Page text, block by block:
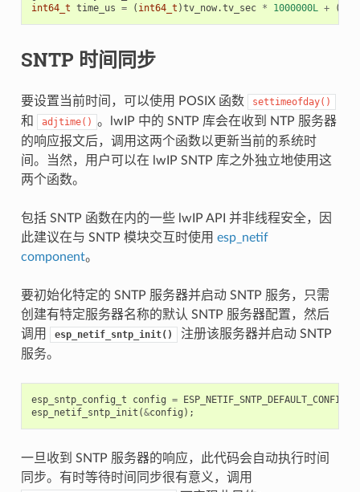
int64_t time_us = ( int64_t )tv_now.tv_sec * 1000000L + (
SNTP 时间同步
要设置当前时间，可以使用 POSIX 函数 settimeofday()
和 adjtime() 。lwIP 中的 SNTP 库会在收到 NTP 服务器
的响应报文后，调用这两个函数以更新当前的系统时
间。当然，用户可以在 lwIP SNTP 库之外独立地使用这
两个函数。
包括 SNTP 函数在内的一些 lwIP API 并非线程安全，因
此建议在与 SNTP 模块交互时使用 esp_netif
component。
要初始化特定的 SNTP 服务器并启动 SNTP 服务，只需
创建有特定服务器名称的默认 SNTP 服务器配置，然后
调用
esp_netif_sntp_init()
注册该服务器并启动 SNTP
服务。
esp_sntp_config_t config = ESP_NETIF_SNTP_DEFAULT_CONFIG
esp_netif_sntp_init (&config );
一旦收到 SNTP 服务器的响应，此代码会自动执行时间
同步。有时等待时间同步很有意义，调用